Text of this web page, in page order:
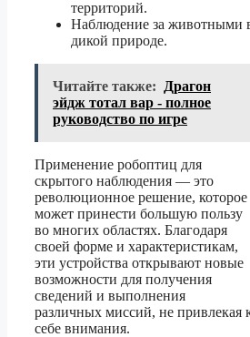
территорий.
Наблюдение за животными
дикой природе.
Читайте также:
Драгон
эйдж тотал вар - полное
руководство по игре
Применение робоптиц для
скрытого наблюдения — это
революционное решение, которое
может принести большую пользу
во многих областях. Благодаря
своей форме и характеристикам,
эти устройства открывают новые
возможности для получения
сведений и выполнения
различных миссий, не привлекая
себе внимания.